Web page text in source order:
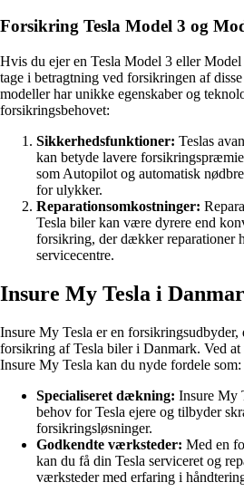
Forsikring Tesla Model 3 og
Hvis du ejer en Tesla Model 3 eller
tage i betragtning ved forsikringen af
modeller har unikke egenskaber og
forsikringsbehovet:
Sikkerhedsfunktioner: Teslas
kan betyde lavere
som Autopilot og automatisk
for ulykker.
Reparationsomkostninger:
Tesla biler kan være dyrere end
forsikring, der dækker reparationer
servicecentre.
Insure My Tesla i
Insure My Tesla er en forsikringsudbyder,
forsikring af Tesla biler i Danmark. Ved
Insure My Tesla kan du nyde fordele som:
Specialiseret dækning: Insure My
behov for Tesla ejere og tilbyder
forsikringsløsninger.
Godkendte værksteder: Med en
kan du få din Tesla serviceret og
værksteder med erfaring i